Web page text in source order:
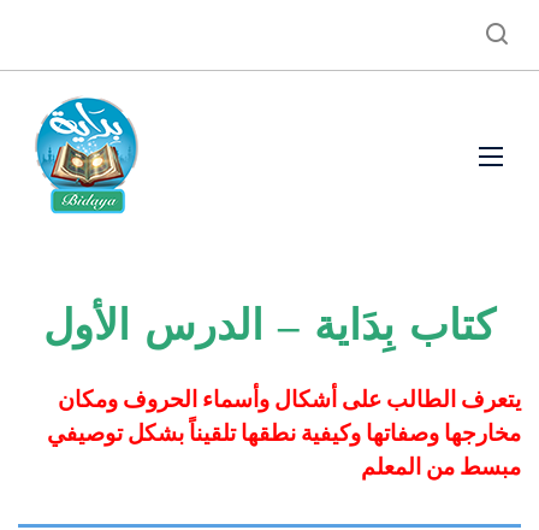
كتاب بِدَاية – الدرس الأول
يتعرف الطالب على أشكال وأسماء الحروف ومكان
مخارجها وصفاتها وكيفية نطقها تلقيناً بشكل توصيفي
مبسط من المعلم